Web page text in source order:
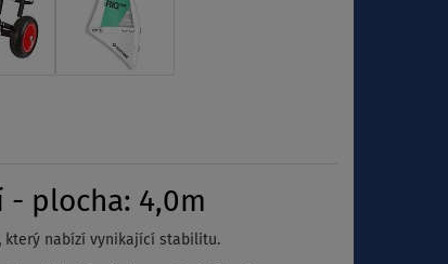
- plocha: 4,0m
který nabízí vynikající stabilitu.